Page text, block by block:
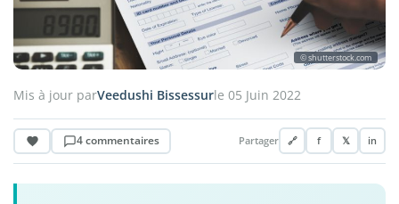
© shutterstock.com
Mis à jour parVeedushi Bissessurle 05 Juin 2022
4 commentaires Partager 🔗 f 𝕏 in